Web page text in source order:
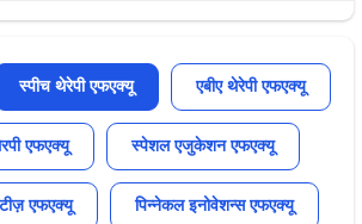
स्पीच थेरेपी एफएक्यू एबीए थेरेपी एफएक्यू
एफएक्यू स्पेशल एजुकेशन एफएक्यू
एफएक्यू पिन्नेकल इनोवेशन्स एफएक्यू